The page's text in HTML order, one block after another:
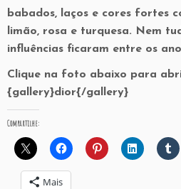
babados, laços e cores fortes
limão, rosa e turquesa. Nem
influências ficaram entre os
Clique na foto abaixo para
{gallery}dior{/gallery}
Compartilhe:
Mais